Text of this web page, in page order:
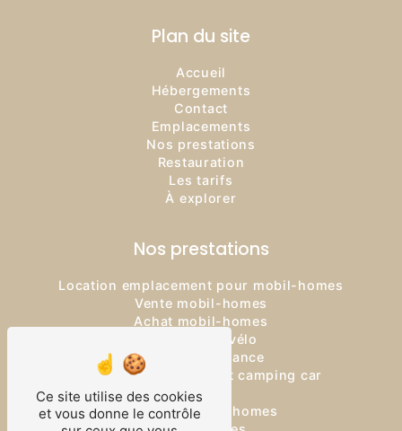
Plan du site
Accueil
Hébergements
Contact
Emplacements
Nos prestations
Restauration
Les tarifs
À explorer
Nos prestations
Location emplacement pour mobil-homes
Vente mobil-homes
Achat mobil-homes
Location de vélo
Logement vacance
Location emplacement camping car
Camping
Location mobil-homes
Ce site utilise des cookies
et vous donne le contrôle